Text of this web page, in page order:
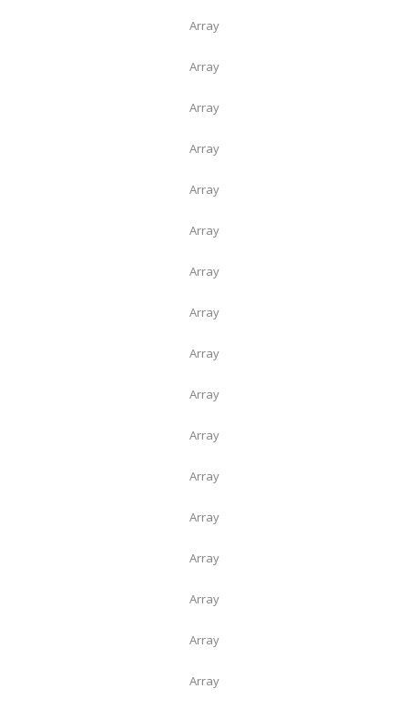
Array
Array
Array
Array
Array
Array
Array
Array
Array
Array
Array
Array
Array
Array
Array
Array
Array